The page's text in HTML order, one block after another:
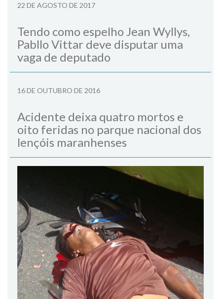
22 DE AGOSTO DE 2017
Tendo como espelho Jean Wyllys,
Pabllo Vittar deve disputar uma
vaga de deputado
16 DE OUTUBRO DE 2016
Acidente deixa quatro mortos e
oito feridas no parque nacional dos
lençóis maranhenses